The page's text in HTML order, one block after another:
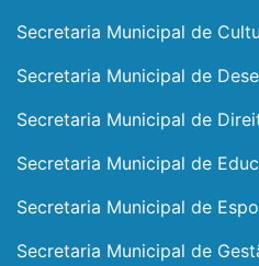
Secretaria Municipal de
Secretaria Municipal de
Secretaria Municipal de
Secretaria Municipal de
Secretaria Municipal de
Secretaria Municipal de